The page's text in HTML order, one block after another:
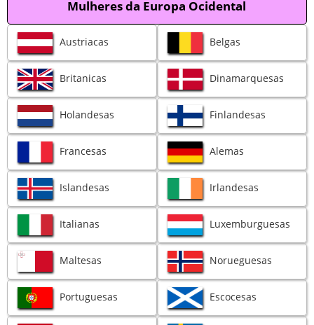
Mulheres da Europa Ocidental
Austriacas Belgas
Britanicas Dinamarquesas
Holandesas Finlandesas
Francesas Alemas
Islandesas Irlandesas
Italianas Luxemburguesas
Maltesas Norueguesas
Portuguesas Escocesas